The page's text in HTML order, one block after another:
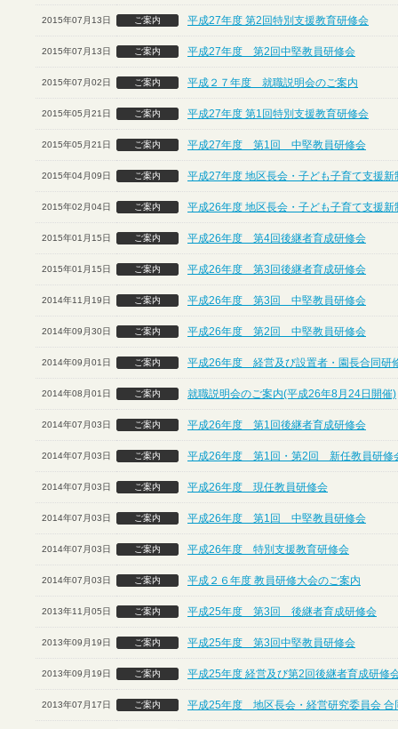
2015年07月13日 ご案内 平成27年度 第2回特別支援教育研修会
2015年07月13日 ご案内 平成27年度 第2回中堅教員研修会
2015年07月02日 ご案内 平成２７年度 就職説明会のご案内
2015年05月21日 ご案内 平成27年度 第1回特別支援教育研修会
2015年05月21日 ご案内 平成27年度 第1回 中堅教員研修会
2015年04月09日 ご案内 平成27年度 地区長会・子ども子育て支援
2015年02月04日 ご案内 平成26年度 地区長会・子ども子育て支援
2015年01月15日 ご案内 平成26年度 第4回後継者育成研修会
2015年01月15日 ご案内 平成26年度 第3回後継者育成研修会
2014年11月19日 ご案内 平成26年度 第3回 中堅教員研修会
2014年09月30日 ご案内 平成26年度 第2回 中堅教員研修会
2014年09月01日 ご案内 平成26年度 経営及び設置者・園長合同研
2014年08月01日 ご案内 就職説明会のご案内(平成26年8月24日開催)
2014年07月03日 ご案内 平成26年度 第1回後継者育成研修会
2014年07月03日 ご案内 平成26年度 第1回・第2回 新任教員研修
2014年07月03日 ご案内 平成26年度 現任教員研修会
2014年07月03日 ご案内 平成26年度 第1回 中堅教員研修会
2014年07月03日 ご案内 平成26年度 特別支援教育研修会
2014年07月03日 ご案内 平成２６年度 教員研修大会のご案内
2013年11月05日 ご案内 平成25年度 第3回 後継者育成研修会
2013年09月19日 ご案内 平成25年度 第3回中堅教員研修会
2013年09月19日 ご案内 平成25年度 経営及び第2回後継者育成研修
2013年07月17日 ご案内 平成25年度 地区長会・経営研究委員会 合